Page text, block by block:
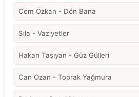
Cem Özkan - Dön Bana
Sıla - Vaziyetler
Hakan Taşıyan - Güz Gülleri
Can Ozan - Toprak Yağmura